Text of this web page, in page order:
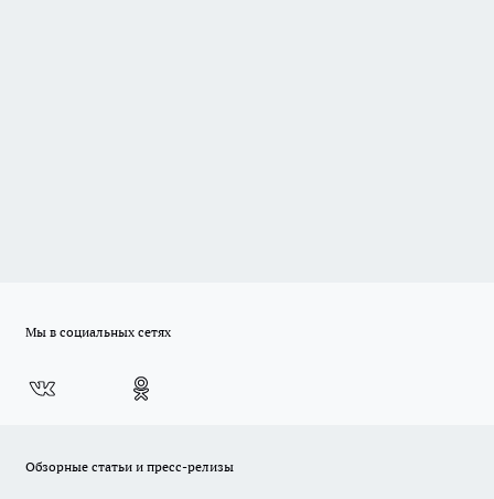
Мы в социальных сетях
Обзорные статьи и пресс-релизы